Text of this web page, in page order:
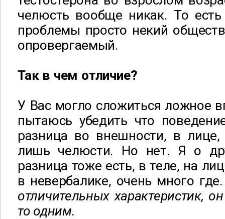
челюсть вообще никак. То
проблемы просто некий
опровергаемый.
Так в чем отличие?
У Вас могло сложиться ложное
пытаюсь убедить что
разница во внешности, в
лишь челюсти. Но нет. Я о
разница тоже есть, в теле, на
в невербалике, очень много
отличительных характеристик,
то одним.